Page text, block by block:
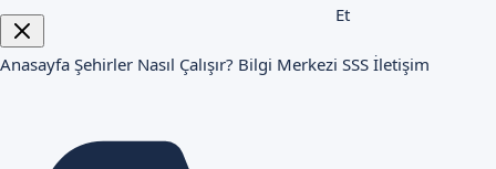
Et
Anasayfa Şehirler Nasıl Çalışır? Bilgi Merkezi SSS İletişim